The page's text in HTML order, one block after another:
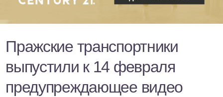
Пражские транспортники
выпустили к 14 февраля
предупреждающее видео